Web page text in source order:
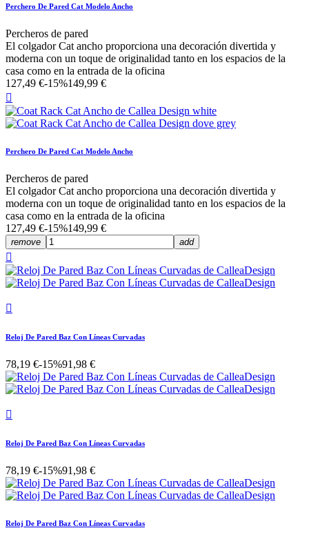
Perchero De Pared Cat Modelo Ancho
Percheros de pared
El colgador Cat ancho proporciona una decoración divertida y
moderna con un toque de originalidad tanto en los espacios de la
casa como en la entrada de la oficina
127,49 €-15%149,99 €

Perchero De Pared Cat Modelo Ancho
Percheros de pared
El colgador Cat ancho proporciona una decoración divertida y
moderna con un toque de originalidad tanto en los espacios de la
casa como en la entrada de la oficina
127,49 €-15%149,99 €
remove add


Reloj De Pared Baz Con Líneas Curvadas
78,19 €-15%91,98 €

Reloj De Pared Baz Con Líneas Curvadas
78,19 €-15%91,98 €
Reloj De Pared Baz Con Líneas Curvadas